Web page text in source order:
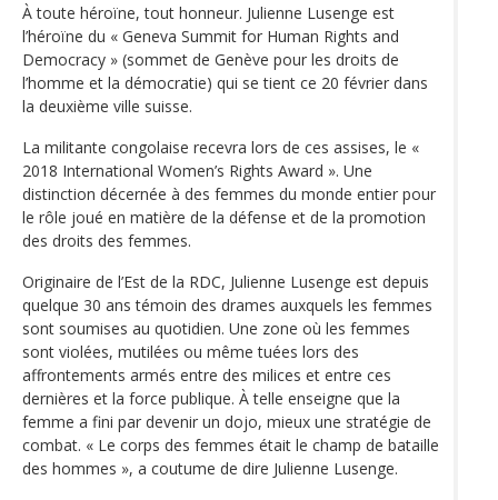
À toute héroïne, tout honneur. Julienne Lusenge est
l’héroïne du « Geneva Summit for Human Rights and
Democracy » (sommet de Genève pour les droits de
l’homme et la démocratie) qui se tient ce 20 février dans
la deuxième ville suisse.
La militante congolaise recevra lors de ces assises, le «
2018 International Women’s Rights Award ». Une
distinction décernée à des femmes du monde entier pour
le rôle joué en matière de la défense et de la promotion
des droits des femmes.
Originaire de l’Est de la RDC, Julienne Lusenge est depuis
quelque 30 ans témoin des drames auxquels les femmes
sont soumises au quotidien. Une zone où les femmes
sont violées, mutilées ou même tuées lors des
affrontements armés entre des milices et entre ces
dernières et la force publique. À telle enseigne que la
femme a fini par devenir un dojo, mieux une stratégie de
combat. « Le corps des femmes était le champ de bataille
des hommes », a coutume de dire Julienne Lusenge.